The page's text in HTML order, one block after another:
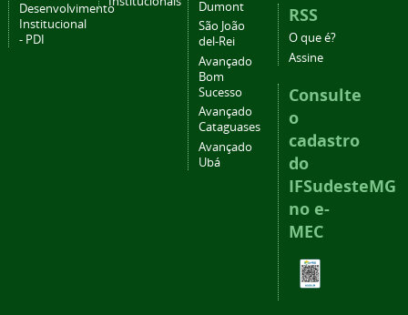
Desenvolvimento
Institucional
- PDI
Dumont
São João
del-Rei
Avançado
Bom
Sucesso
Avançado
Cataguases
Avançado
Ubá
RSS
O que é?
Assine
Consulte
o
cadastro
do
IFSudesteMG
no e-
MEC